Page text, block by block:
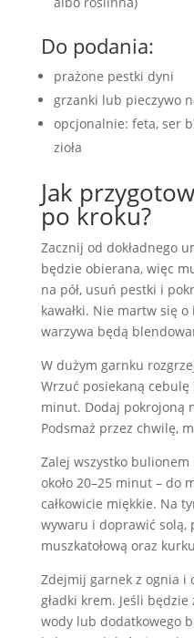
Do podania:
prażone pestki dyni
grzanki lub pieczywo
opcjonalnie: feta, ser
zioła
Jak
po kroku?
Zacznij od dokładnego
będzie obierana, więc
na pół, usuń pestki i
kawałki. Nie martw się
warzywa będą
W dużym garnku
Wrzuć posiekaną
minut. Dodaj pokrojoną
Podsmaż przez chwilę,
Zalej wszystko
około 20–25 minut – do
całkowicie miękkie. Na
wywaru i doprawić solą,
muszkatołową oraz
Zdejmij garnek z ognia i
gładki krem. Jeśli
wody lub dodatkowego